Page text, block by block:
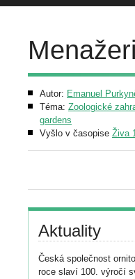
Autor: Emanuel
Téma: Zoologické
gardens
Vyšlo v časopise Živa
Aktuality
Česká společnost
roce slaví 100. výročí